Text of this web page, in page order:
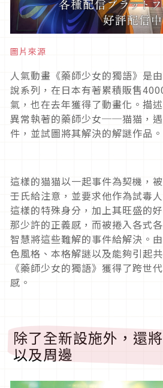
圖片來源
人氣動畫《藥師少女的獨語》是
說系列，在日本有著累積販售
氣，也在去年獲得了動畫化。描
異常執著的藥師少女──猫猫，
件，並試圖將其解決的解謎作品。
這樣的猫猫以一起事件為契機，
壬氏給注意，並要求他作為試毒
這樣的特殊身分，加上其旺盛的
那少許的正義感，而被捲入各式
智慧將這些難解的事件給解決。
色風格、本格解謎以及能夠引起
《藥師少女的獨語》獲得了跨世
感。
除了全新設施外，還
以及周邊